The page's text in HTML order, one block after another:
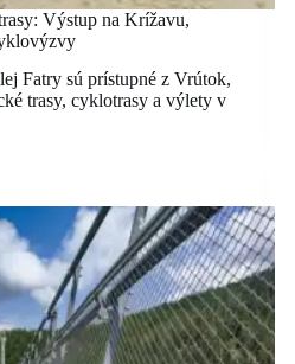
Výstup na Krížavu,
Fatry sú prístupné z Vrútok,
trasy, cyklotrasy a výlety v